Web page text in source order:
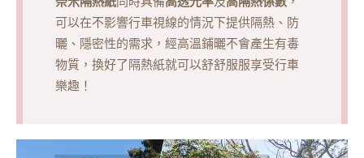
可以在不影響行車視線的情況下提供隔熱、防
曬、隱密性的需求，經高溫鋪曬不會產生有毒
物質，換好了隔熱紙就可以舒舒服服享受行車
樂趣！